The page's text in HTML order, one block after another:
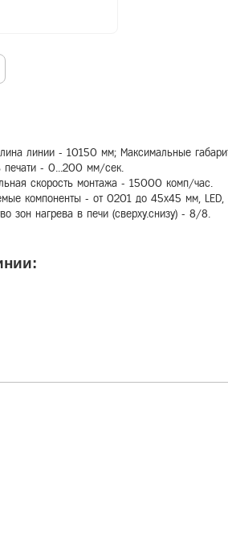
линии - 10150 мм; Максимальные
печати - 0...200 мм/сек.
скорость монтажа - 15000 комп/час.
компоненты - от 0201 до 45х45 мм,
зон нагрева в печи (сверху.снизу) - 8/8.